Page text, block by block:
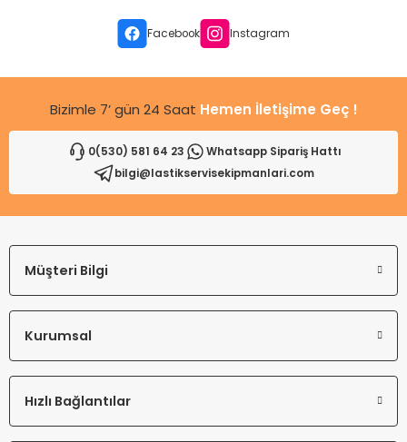
Ürün fiyatı diğer sitelerden daha pahalı.
Gönder
Facebook Instagram
Bizimle 7’ gün 24 Saat Hemen İletişime Geç !
0(530) 581 64 23
Whatsapp Sipariş Hattı
bilgi@lastikservisekipmanlari.com
Müşteri Bilgi
Kurumsal
Hızlı Bağlantılar